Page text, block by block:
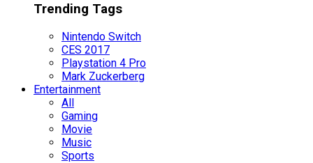
Trending Tags
Nintendo Switch
CES 2017
Playstation 4 Pro
Mark Zuckerberg
Entertainment
All
Gaming
Movie
Music
Sports